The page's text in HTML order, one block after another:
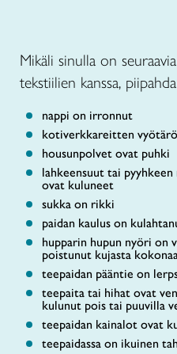
Mikäli sinulla on
tekstiilien kanssa,
nappi on irronnut
kotiverkkareitten
housunpolvet ovat puhki
lahkeensuut tai
ovat kuluneet
sukka on rikki
paidan kaulus on
hupparin hupun nyöri on
poistunut kujasta
teepaidan pääntie on
teepaita tai hihat ovat
kulunut pois tai puuvilla
teepaidan kainalot ovat
teepaidassa on ikuinen